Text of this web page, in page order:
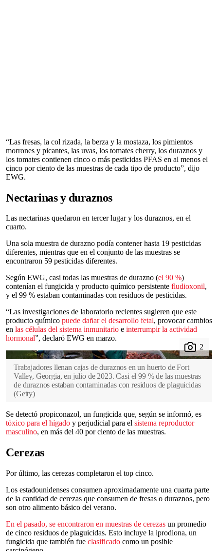
“Las fresas, la col rizada, la berza y la mostaza, los pimientos
morrones y picantes, las uvas, los tomates cherry, los duraznos y
los tomates contienen cinco o más pesticidas PFAS en al menos el
cinco por ciento de las muestras de cada tipo de producto”, dijo
EWG.
Nectarinas y duraznos
Las nectarinas quedaron en tercer lugar y los duraznos, en el
cuarto.
Una sola muestra de durazno podía contener hasta 19 pesticidas
diferentes, mientras que en el conjunto de las muestras se
encontraron 59 pesticidas diferentes.
Según EWG, casi todas las muestras de durazno (el 90 %)
contenían el fungicida y producto químico persistente fludioxonil,
y el 99 % estaban contaminadas con residuos de pesticidas.
“Las investigaciones de laboratorio recientes sugieren que este
producto químico puede dañar el desarrollo fetal, provocar cambios
en las células del sistema inmunitario e interrumpir la actividad
hormonal”, declaró EWG en marzo.
Trabajadores llenan cajas de duraznos en un huerto de Fort
Valley, Georgia, en julio de 2023. Casi el 99 % de las muestras
de duraznos estaban contaminadas con residuos de plaguicidas
(Getty)
Se detectó propiconazol, un fungicida que, según se informó, es
tóxico para el hígado y perjudicial para el sistema reproductor
masculino, en más del 40 por ciento de las muestras.
Cerezas
Por último, las cerezas completaron el top cinco.
Los estadounidenses consumen aproximadamente una cuarta parte
de la cantidad de cerezas que consumen de fresas o duraznos, pero
son otro alimento básico del verano.
En el pasado, se encontraron en muestras de cerezas un promedio
de cinco residuos de plaguicidas. Esto incluye la iprodiona, un
fungicida que también fue clasificado como un posible